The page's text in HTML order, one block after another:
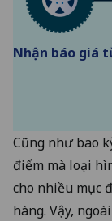
Nhận báo giá
Cũng như bao
điểm mà loại
cho nhiều mục
hàng. Vậy, ngoài